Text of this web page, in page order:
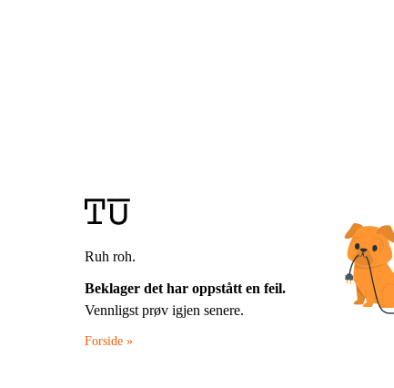
Ruh roh.
Beklager det har oppstått en feil.
Vennligst prøv igjen senere.
Forside »